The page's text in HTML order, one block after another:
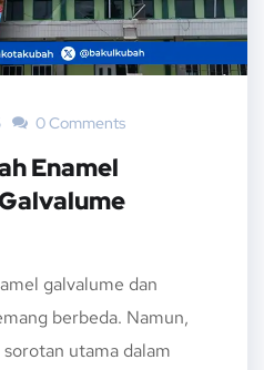
0 Comments
Enamel
galvalume dan
berbeda. Namun,
utama dalam